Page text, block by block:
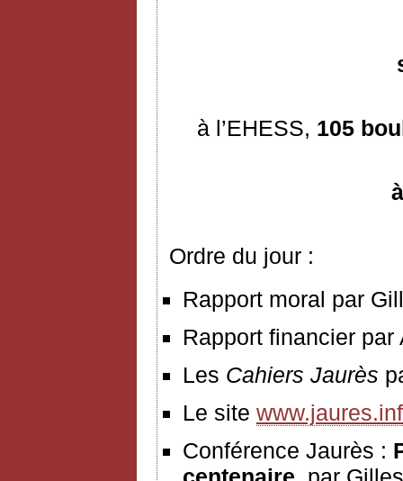
à l’EHESS, 105
Ordre du jour :
Rapport moral par
Rapport financier par
Les Cahiers Jaurès
Le site
Conférence Jaurès :